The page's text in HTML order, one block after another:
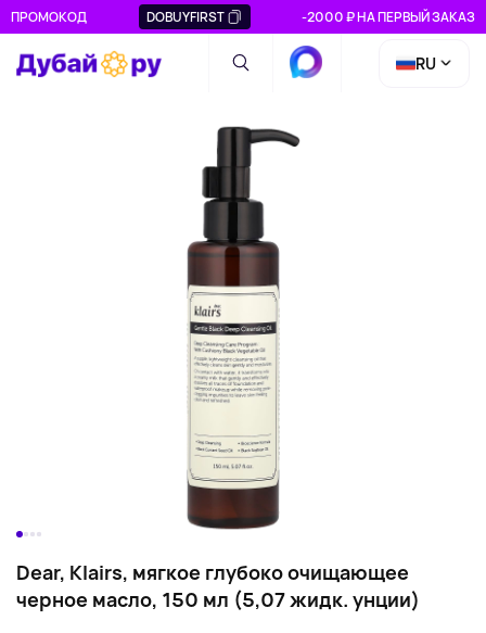
ПРОМОКОД DOBUYFIRST -2000 ₽ НА ПЕРВЫЙ ЗАКАЗ
RU
Dear, Klairs, мягкое глубоко очищающее
черное масло, 150 мл (5,07 жидк. унции)